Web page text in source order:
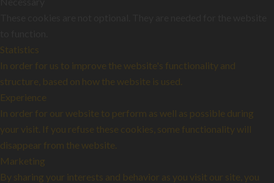
Statistics
In order for us to improve the website's functionality and
structure, based on how the website is used.
Experience
In order for our website to perform as well as possible during
your visit. If you refuse these cookies, some functionality will
disappear from the website.
Marketing
By sharing your interests and behavior as you visit our site, you